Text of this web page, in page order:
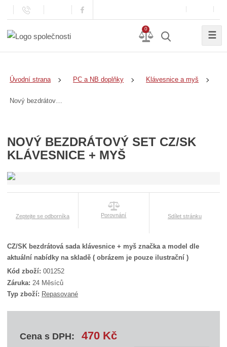
0
☰
Úvodní strana PC a NB doplňky Klávesnice a myš
Nový bezdrátový SET CZ/SK Klávesnice + Myš
NOVÝ BEZDRÁTOVÝ SET CZ/SK
KLÁVESNICE + MYŠ
Zeptejte se odborníka Porovnání Sdílet stránku
CZ/SK bezdrátová sada klávesnice + myš značka a model dle
aktuální nabídky na skladě ( obrázem je pouze ilustrační )
Kód zboží:001252
K
ó
d
Záruka:24 Měsíců
Typ zboží: Repasované
Cena s DPH: 470 Kč